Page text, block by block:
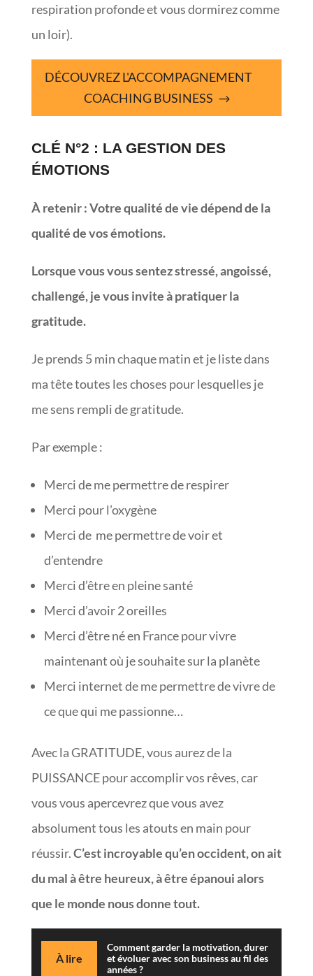
respiration profonde et vous dormirez comme
un loir).
DÉCOUVREZ L'ACCOMPAGNEMENT
COACHING BUSINESS
CLÉ N°2 : LA GESTION DES
ÉMOTIONS
À retenir: Votre qualité de vie dépend de la
qualité de vos émotions.
Lorsque vous vous sentez stressé, angoissé,
challengé, je vous invite à pratiquer la
gratitude.
Je prends 5 min chaque matin et je liste dans
ma tête toutes les choses pour lesquelles je
me sens rempli de gratitude.
Par exemple :
Merci de me permettre de respirer
Merci pour l’oxygène
Merci de me permettre de voir et
d’entendre
Merci d’être en pleine santé
Merci d’avoir 2 oreilles
Merci d’être né en France pour vivre
maintenant où je souhaite sur la planète
Merci internet de me permettre de vivre de
ce que qui me passionne…
Avec la GRATITUDE, vous aurez de la
PUISSANCE pour accomplir vos rêves, car
vous vous apercevrez que vous avez
absolument tous les atouts en main pour
réussir.C’est incroyable qu’en occident, on ait
du mal à être heureux, à être épanoui alors
que le monde nous donne tout.
À lire
Comment garder la motivation, durer
et évoluer avec son business au fil des
années ?